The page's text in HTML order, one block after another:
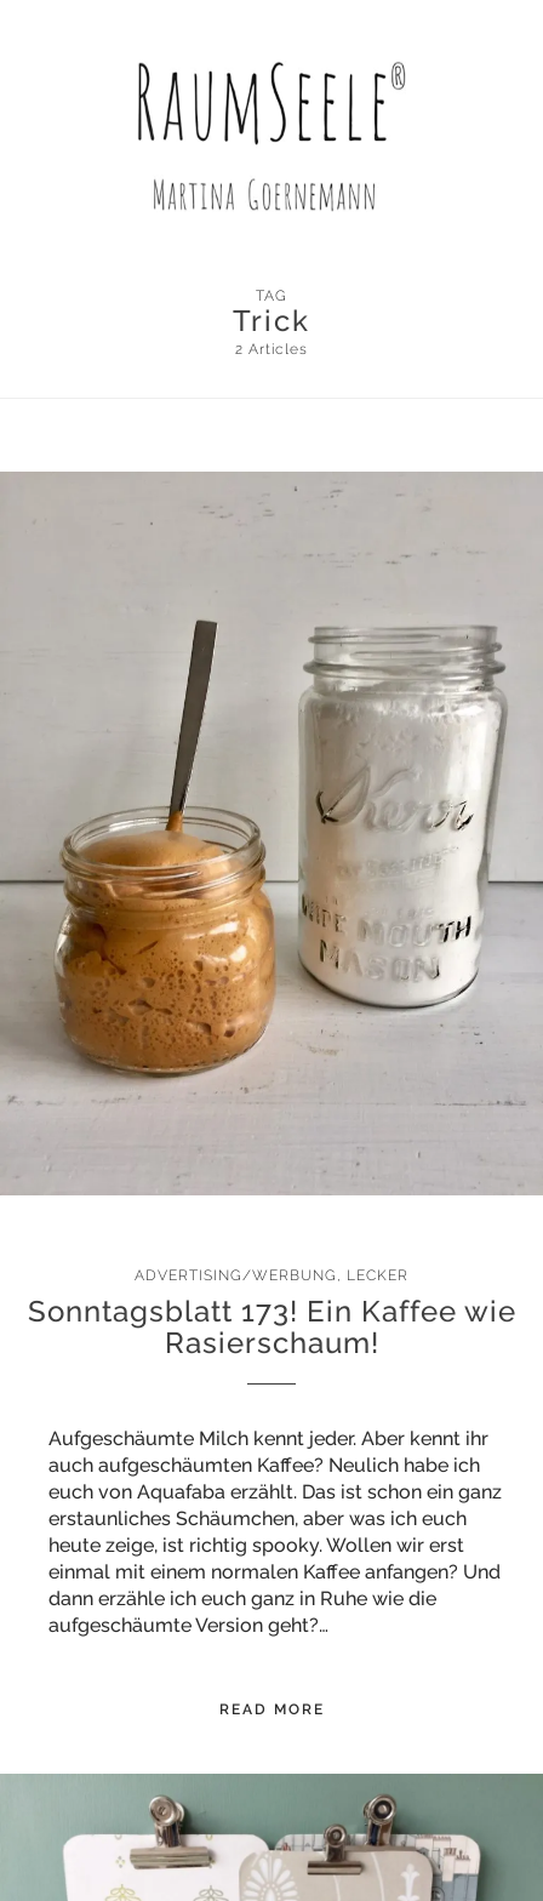
TAG
Trick
2 Articles
ADVERTISING/WERBUNG , LECKER
Sonntagsblatt 173! Ein Kaffee wie
Rasierschaum!
Aufgeschäumte Milch kennt jeder. Aber kennt ihr
auch aufgeschäumten Kaffee? Neulich habe ich
euch von Aquafaba erzählt. Das ist schon ein ganz
erstaunliches Schäumchen, aber was ich euch
heute zeige, ist richtig spooky. Wollen wir erst
einmal mit einem normalen Kaffee anfangen? Und
dann erzähle ich euch ganz in Ruhe wie die
aufgeschäumte Version geht?…
READ MORE